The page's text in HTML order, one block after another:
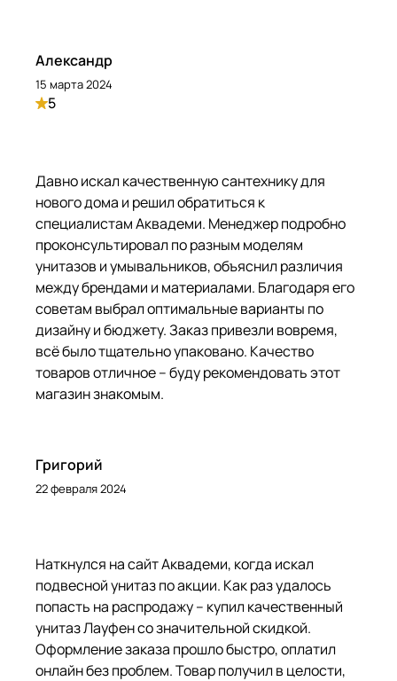
Александр
15 марта 2024
5
Давно искал качественную сантехнику для
нового дома и решил обратиться к
специалистам Аквадеми. Менеджер подробно
проконсультировал по разным моделям
унитазов и умывальников, объяснил различия
между брендами и материалами. Благодаря его
советам выбрал оптимальные варианты по
дизайну и бюджету. Заказ привезли вовремя,
всё было тщательно упаковано. Качество
товаров отличное – буду рекомендовать этот
магазин знакомым.
Григорий
22 февраля 2024
Наткнулся на сайт Аквадеми, когда искал
подвесной унитаз по акции. Как раз удалось
попасть на распродажу – купил качественный
унитаз Лауфен со значительной скидкой.
Оформление заказа прошло быстро, оплатил
онлайн без проблем. Товар получил в целости,